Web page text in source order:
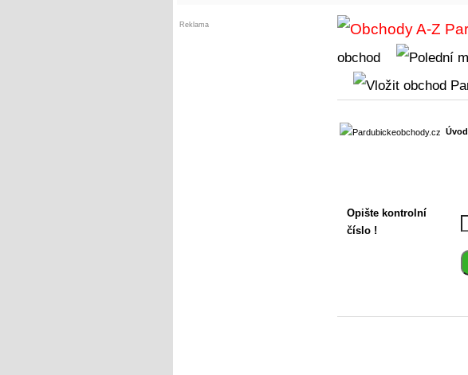
Reklama
obchod
Úvod
Opište kontrolní
číslo !